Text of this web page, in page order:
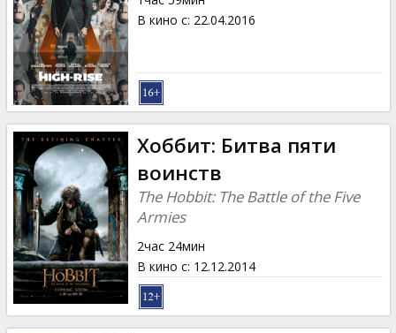
В кино с: 22.04.2016
Хоббит: Битва пяти
воинств
The Hobbit: The Battle of the Five
Armies
2час 24мин
В кино с: 12.12.2014